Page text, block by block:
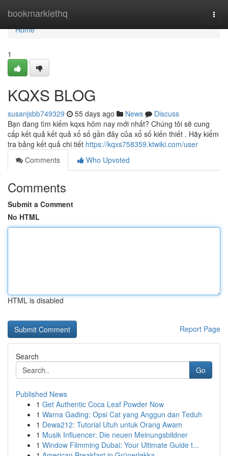
bookmarklethq
Home
Home
1
KQXS BLOG
susanjsbb749329 55 days ago News
Discuss
Bạn đang tìm kiếm kqxs hôm nay mới nhất? Chúng tôi sẽ cung
cấp kết quả kết quả xổ số gần đây của xổ số kiến thiết . Hãy kiểm
tra bảng kết quả chi tiết https://kqxs758359.ktwiki.com/user
Comments
Who Upvoted
Comments
Submit a Comment
No HTML
HTML is disabled
Report Page
Search
Go
Published News
1 Get Authentic Coca Leaf Powder Now
1 Warna Gading: Opsi Cat yang Anggun dan Teduh
1 Dewa212: Tutorial Utuh untuk Orang Awam
1 Musik Influencer: Die neuen Meinungsbildner
1 Window Filmming Dubai: Your Ultimate Guide t...